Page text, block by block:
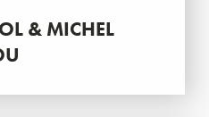
& MICHEL